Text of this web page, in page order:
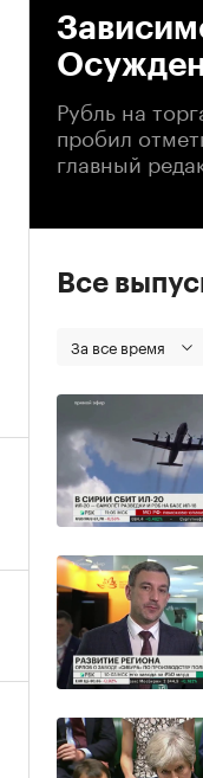
Рубль на
пробил
главный
Все
За все время